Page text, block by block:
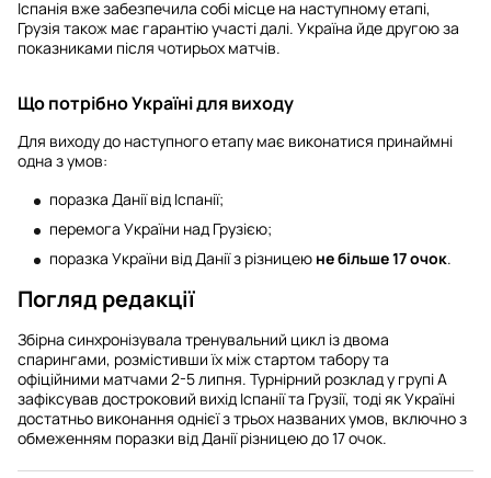
Іспанія вже забезпечила собі місце на наступному етапі,
Грузія також має гарантію участі далі. Україна йде другою за
показниками після чотирьох матчів.
Що потрібно Україні для виходу
Для виходу до наступного етапу має виконатися принаймні
одна з умов:
поразка Данії від Іспанії;
перемога України над Грузією;
поразка України від Данії з різницею не більше 17 очок.
Погляд редакції
Збірна синхронізувала тренувальний цикл із двома
спарингами, розмістивши їх між стартом табору та
офіційними матчами 2-5 липня. Турнірний розклад у групі А
зафіксував достроковий вихід Іспанії та Грузії, тоді як Україні
достатньо виконання однієї з трьох названих умов, включно з
обмеженням поразки від Данії різницею до 17 очок.